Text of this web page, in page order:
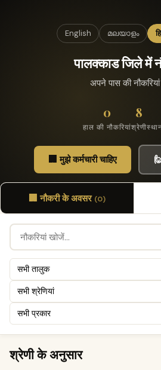
English മലയാളം
पालक्काड जिले में
अपने पास की
0
हाल की नौकरियां
8
श्रेणी
🏢 मुझे कर्मचारी चाहिए
🏢 नौकरी के अवसर (0)
श्रेणी के अनुसार